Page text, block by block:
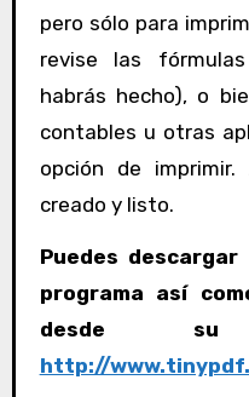
pero sólo para
revise las
habrás hecho), o
contables u otras
opción de
creado y listo.
Puedes
programa así
desde
http://